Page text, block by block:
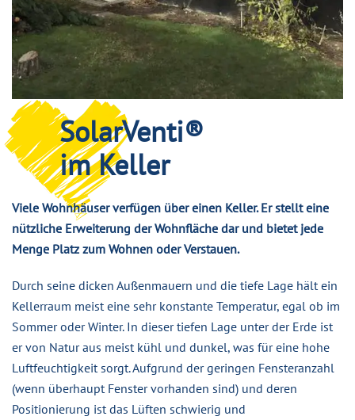
SolarVenti®
im Keller
Viele Wohnhäuser verfügen über einen Keller. Er stellt eine
nützliche Erweiterung der Wohnfläche dar und bietet jede
Menge Platz zum Wohnen oder Verstauen.
Durch seine dicken Außenmauern und die tiefe Lage hält ein
Kellerraum meist eine sehr konstante Temperatur, egal ob im
Sommer oder Winter. In dieser tiefen Lage unter der Erde ist
er von Natur aus meist kühl und dunkel, was für eine hohe
Luftfeuchtigkeit sorgt. Aufgrund der geringen Fensteranzahl
(wenn überhaupt Fenster vorhanden sind) und deren
Positionierung ist das Lüften schwierig und